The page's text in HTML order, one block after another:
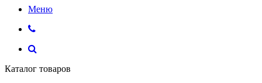
Меню
Каталог товаров